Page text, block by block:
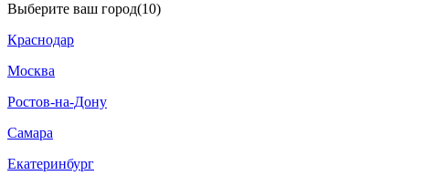
Выберите ваш город(10)
Краснодар
Москва
Ростов-на-Дону
Самара
Екатеринбург